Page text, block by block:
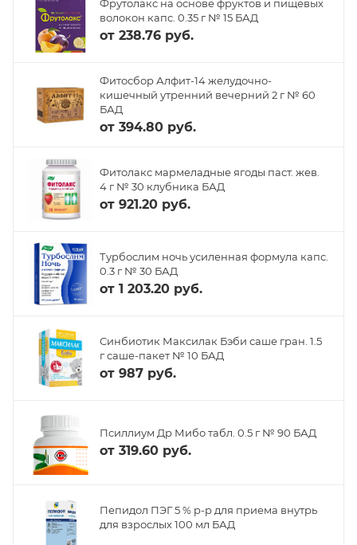
Фрутолакс на основе фруктов и пищевых
волокон капс. 0.35 г № 15 БАД
от 238.76 руб.
Фитосбор Алфит-14 желудочно-
кишечный утренний вечерний 2 г № 60
БАД
от 394.80 руб.
Фитолакс мармеладные ягоды паст. жев.
4 г № 30 клубника БАД
от 921.20 руб.
Турбослим ночь усиленная формула капс.
0.3 г № 30 БАД
от 1 203.20 руб.
Синбиотик Максилак Бэби саше гран. 1.5
г саше-пакет № 10 БАД
от 987 руб.
Псиллиум Др Мибо табл. 0.5 г № 90 БАД
от 319.60 руб.
Пепидол ПЭГ 5 % р-р для приема внутрь
для взрослых 100 мл БАД